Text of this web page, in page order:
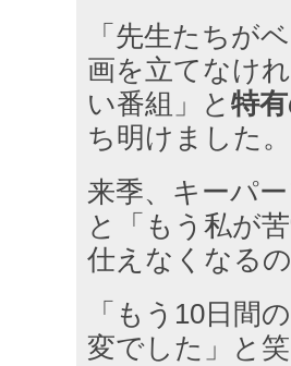
「先生たちが
画を立てなけ
い番組」と 特
ち明けました。
来季、キーパ
と「もう私が
仕えなくなる
「もう10日間
変でした」と